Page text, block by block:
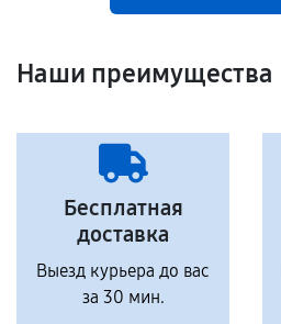
Наши преимущества
Бесплатная
доставка
Выезд курьера до вас
за 30 мин.